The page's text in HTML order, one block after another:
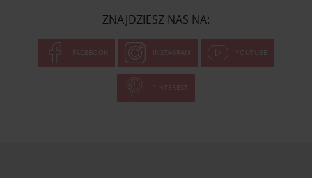
ZNAJDZIESZ NAS NA:
FACEBOOK INSTAGRAM YOUTUBE
PINTEREST